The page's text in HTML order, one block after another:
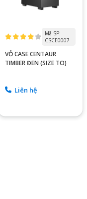
Mã SP:
CSCE0007
VỎ CASE CENTAUR
TIMBER ĐEN (SIZE TO)
Liên hệ